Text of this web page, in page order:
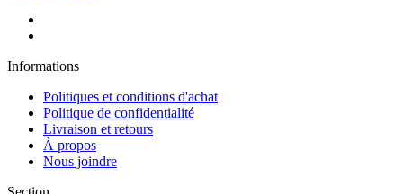
Informations
Politiques et conditions d'achat
Politique de confidentialité
Livraison et retours
À propos
Nous joindre